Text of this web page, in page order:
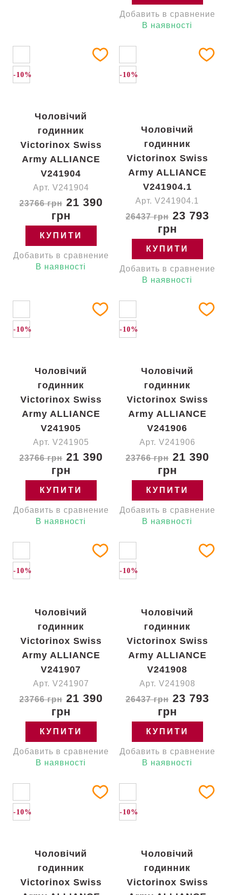
Добавить в сравнение
В наявності
-10%
Чоловічий
годинник
Victorinox Swiss
Army ALLIANCE
V241904
Арт. V241904
23766 грн21 390
грн
КУПИТИ
Добавить в сравнение
В наявності
-10%
Чоловічий
годинник
Victorinox Swiss
Army ALLIANCE
V241904.1
Арт. V241904.1
26437 грн23 793
грн
КУПИТИ
Добавить в сравнение
В наявності
-10%
Чоловічий
годинник
Victorinox Swiss
Army ALLIANCE
V241905
Арт. V241905
23766 грн21 390
грн
КУПИТИ
Добавить в сравнение
В наявності
-10%
Чоловічий
годинник
Victorinox Swiss
Army ALLIANCE
V241906
Арт. V241906
23766 грн21 390
грн
КУПИТИ
Добавить в сравнение
В наявності
-10%
Чоловічий
годинник
Victorinox Swiss
Army ALLIANCE
V241907
Арт. V241907
23766 грн21 390
грн
КУПИТИ
Добавить в сравнение
В наявності
-10%
Чоловічий
годинник
Victorinox Swiss
Army ALLIANCE
V241908
Арт. V241908
26437 грн23 793
грн
КУПИТИ
Добавить в сравнение
В наявності
-10%
Чоловічий
годинник
Victorinox Swiss
-10%
Чоловічий
годинник
Victorinox Swiss